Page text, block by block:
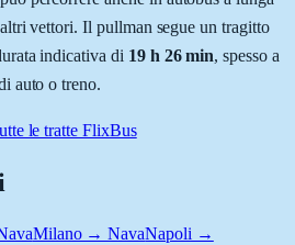
vettori. Il pullman segue un tragitto
indicativa di 19 h 26 min, spesso a
auto o treno.
le tratte FlixBus
Milano → NavaNapoli →